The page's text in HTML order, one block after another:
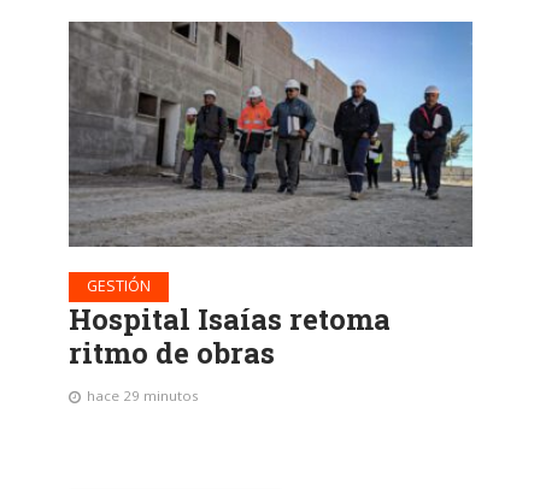
GESTIÓN
Hospital Isaías retoma
ritmo de obras
hace 29 minutos